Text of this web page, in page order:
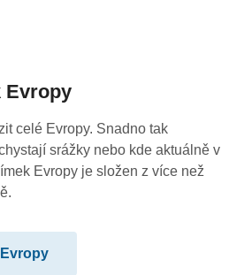
Evropy
celé Evropy. Snadno tak
srážky nebo kde aktuálně v
Evropy je složen z více než